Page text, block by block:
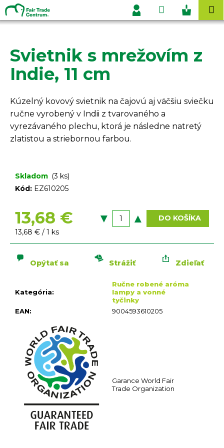
Prejsť
na
obsah
Hľadať
Prihlásenie
Svietnik s mrežovím z
Indie, 11 cm
Kúzelný kovový svietnik na čajovú aj väčšiu sviečku
ručne vyrobený v Indii z tvarovaného a
vyrezávaného plechu, ktorá je následne natretý
zlatistou a striebornou farbou.
Skladom (3 ks)
Kód: EZ610205
13,68 €
Jednotková
cena:
13,68 € / 1 ks
DO KOŠÍKA
Kategória:
Ručne robené aróma
lampy a vonné
tyčinky
EAN: 9004593610205
Garance World Fair
Trade Organization
Opýtať sa Strážiť Zdieľať
K
o
Späť
Späť
Č
o
p
o
t
r
e
b
e
e
n
á
?
HĽADAŤ